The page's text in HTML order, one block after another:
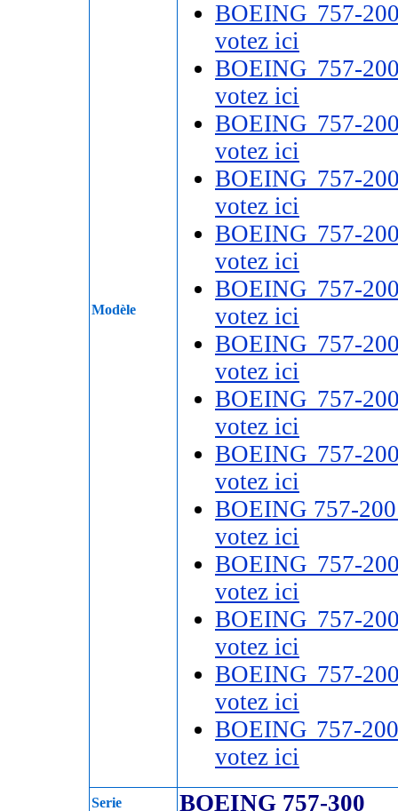
Modèle
BOEING 757-
votez ici
BOEING 757-
votez ici
BOEING 757-
votez ici
BOEING 757-
votez ici
BOEING 757-
votez ici
BOEING 757-
votez ici
BOEING 757-
votez ici
BOEING 757-
votez ici
BOEING 757-
votez ici
BOEING 757-
votez ici
BOEING 757-
votez ici
BOEING 757-
votez ici
BOEING 757-
votez ici
BOEING 757-
votez ici
Serie BOEING 757-300